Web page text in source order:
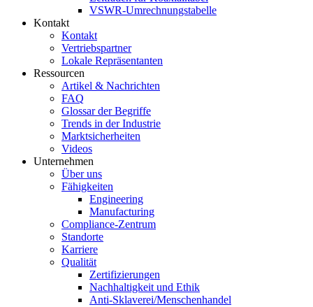
VSWR-Umrechnungstabelle
Kontakt
Kontakt
Vertriebspartner
Lokale Repräsentanten
Ressourcen
Artikel & Nachrichten
FAQ
Glossar der Begriffe
Trends in der Industrie
Marktsicherheiten
Videos
Unternehmen
Über uns
Fähigkeiten
Engineering
Manufacturing
Compliance-Zentrum
Standorte
Karriere
Qualität
Zertifizierungen
Nachhaltigkeit und Ethik
Anti-Sklaverei/Menschenhandel